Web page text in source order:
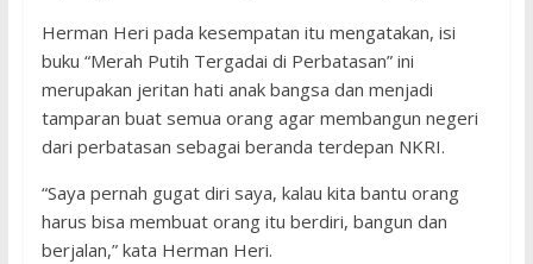
Herman Heri pada kesempatan itu mengatakan, isi
buku “Merah Putih Tergadai di Perbatasan” ini
merupakan jeritan hati anak bangsa dan menjadi
tamparan buat semua orang agar membangun negeri
dari perbatasan sebagai beranda terdepan NKRI.
“Saya pernah gugat diri saya, kalau kita bantu orang
harus bisa membuat orang itu berdiri, bangun dan
berjalan,” kata Herman Heri.